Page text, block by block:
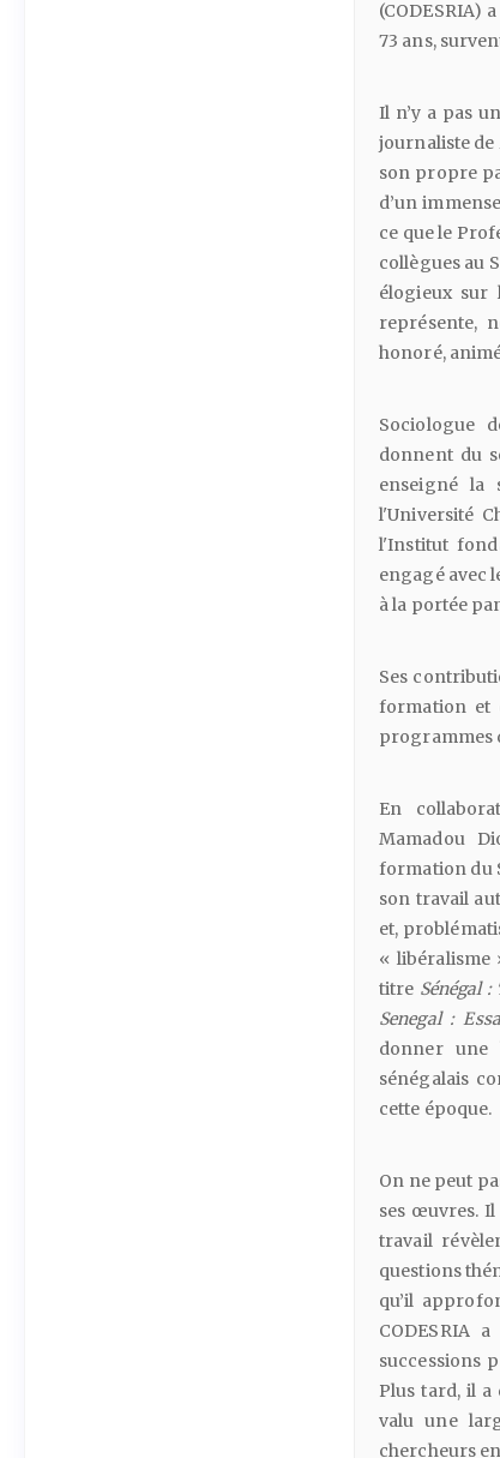
(CODESRIA)
73 ans,
Il n’y a pas
journaliste de
son propre
d’un
ce que le
collègues au
élogieux sur
représente,
honoré,
Sociologue
donnent du
enseigné la
l'Université
l'Institut
engagé avec
à la portée
Ses
formation et
programmes
En
Mamadou
formation du
son travail
et,
« libéralisme
titre Sénégal :
Senegal :
donner une
sénégalais
cette époque.
On ne peut
ses œuvres.
travail
questions
qu’il
CODESRIA
successions
Plus tard, il a
valu une
chercheurs